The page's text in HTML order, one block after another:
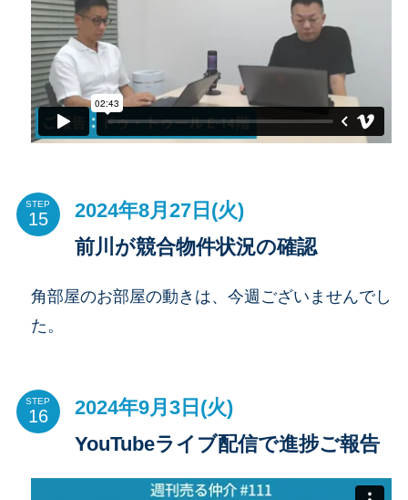
STEP
2024年8月27日(火)
前川が競合物件状況の確認
角部屋のお部屋の動きは、今週ございませんでし
た。
STEP
2024年9月3日(火)
YouTubeライブ配信で進捗ご報告